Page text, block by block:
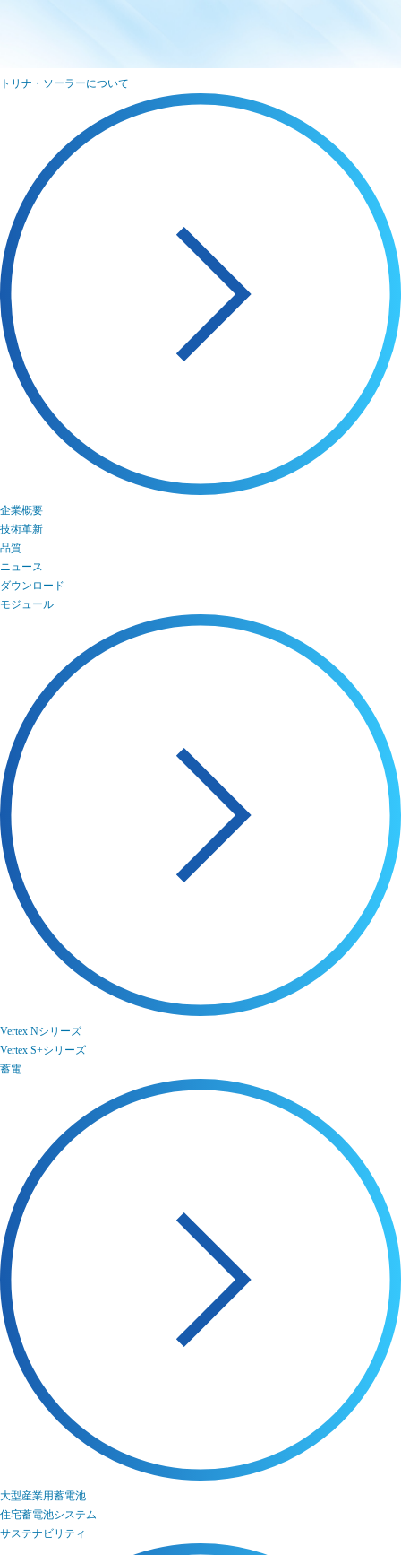
トリナ・ソーラーについて
企業概要
技術革新
品質
ニュース
ダウンロード
モジュール
Vertex Nシリーズ
Vertex S+シリーズ
蓄電
大型産業用蓄電池
住宅蓄電池システム
サステナビリティ